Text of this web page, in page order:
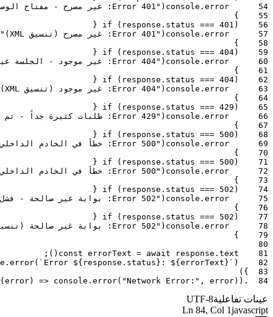
54
console . error
( "Error 401: غير مصرح - مفتاح الوصول غير صالح أو مفقود"
55
}
56
if ( response . status === 401 )
{
57
console . error
( "Error 401: غير مصرح (تنسيق XML)"
58
}
59
if ( response . status === 404)
{
60
console . error
( "Error 404: غير موجود - الجلسة غير موجودة"
61
}
62
if ( response . status === 404)
{
63
console . error
( "Error 404: غير موجود (تنسيق XML)"
64
}
65
if ( response . status === 429 )
{
66
console . error
( "Error 429: طلبات كثيرة جداً - تم تجاوز حد المعدل"
67
}
68
if ( response . status === 500 )
{
69
console . error
( "Error 500: خطأ في الخادم الداخلي - فشل غير متوقع"
70
}
71
if ( response . status === 500 )
{
72
console . error
( "Error 500: خطأ في الخادم الداخلي (HTML)"
73
}
74
if ( response . status === 502 )
{
75
console . error
( "Error 502: بوابة غير صالحة - فشل الاتصال بالخادم الرئيسي"
76
}
77
if ( response . status === 502 )
{
78
console . error
( "Error 502: بوابة غير صالحة (تنسيق XML)"
79
}
80
81
const errorText = await response . text
(
)
;
82
. error( `Error ${response.status}: ${errorText}` )
83
}
)
84
.
(error) => console . error( "Network Error:" , error) )
عينات تفاعليةUTF-8
Ln 84, Col 1javascript